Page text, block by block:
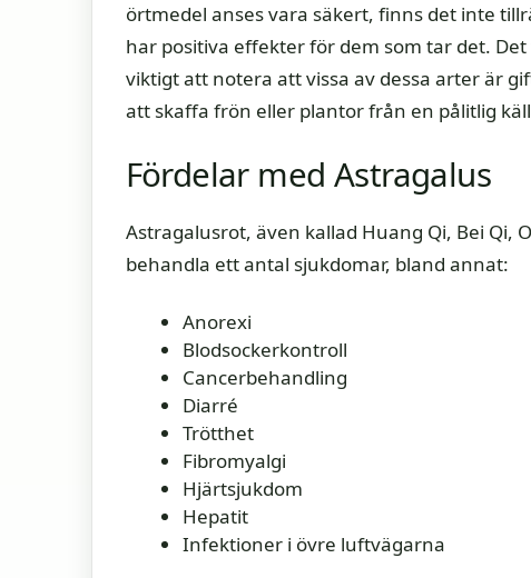
örtmedel anses vara säkert, finns det inte
har positiva effekter för dem som tar det.
viktigt att notera att vissa av dessa arter är
att skaffa frön eller plantor från en pålitlig
Fördelar med Astragalus
Astragalusrot, även kallad Huang Qi, Bei Qi,
behandla ett antal sjukdomar, bland annat:
Anorexi
Blodsockerkontroll
Cancerbehandling
Diarré
Trötthet
Fibromyalgi
Hjärtsjukdom
Hepatit
Infektioner i övre luftvägarna